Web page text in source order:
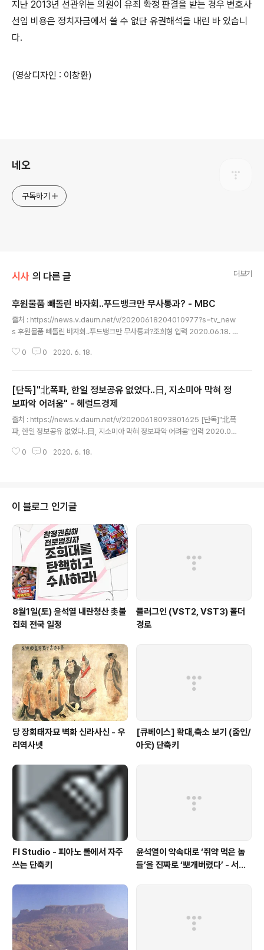
지난 2013년 선관위는 의원이 유죄 확정 판결을 받는 경우 변호사
선임 비용은 정치자금에서 쓸 수 없단 유권해석을 내린 바 있습니
다.
(영상디자인 : 이창환)
네오
구독하기
시사 의 다른 글 더보기
후원물품 빼돌린 바자회..푸드뱅크만 무사통과? - MBC
출처 : https://news.v.daum.net/v/20200618204010977?s=tv_new
s 후원물품 빼돌린 바자회..푸드뱅크만 무사통과?조희형 입력 2020.06.18. 2
직원들이 마음대로 사용하고, 심지어 바자회에 팔아서 수익을 남겼다는 의혹을
이 확인 됐습니다. 조희형 기자가 취재했습니다. ◀ 리포트 ▶ 후원물품을 기증
자 허락 없이 되팔아 수익을 챙긴 의혹을 받고 있는 강남 푸드뱅크. 그런데 푸드
뱅크와 같은 법인이 운영하는 강남장애인복지관은 지난 2018년..
0 0 2020. 6. 18.
[단독]"北폭파, 한일 정보공유 없었다..日, 지소미아 막혀 정
보파악 어려움" - 헤럴드경제
출처 : https://news.v.daum.net/v/20200618093801625 [단독]"北폭
파, 한일 정보공유 없었다..日, 지소미아 막혀 정보파악 어려움"입력 2020.06.
멸..요청도, 공유도 없어"한일 관계 악화 속에서 韓 "언제든 종료 가능" 북한이
대남 공세로 한반도 긴장이 고조되면서 한미일 3국이 안보 협력을 더욱 강조하
고 있지만, 실제 긴급 사태 대응 과정에선 외교 갈등을 겪고..
0 0 2020. 6. 18.
이 블로그 인기글
8월1일(토) 윤석열 내란청산 촛불
집회 전국 일정
플러그인 (VST2, VST3) 폴더
경로
당 장회태자묘 벽화 신라사신 - 우
리역사넷
[큐베이스] 확대,축소 보기 (줌인/
아웃) 단축키
Fl Studio - 피아노 롤에서 자주
쓰는 단축키
윤석열이 약속대로 ‘쥐약 먹은 놈
들’을 진짜로 ‘뽀개버렸다’ - 서울